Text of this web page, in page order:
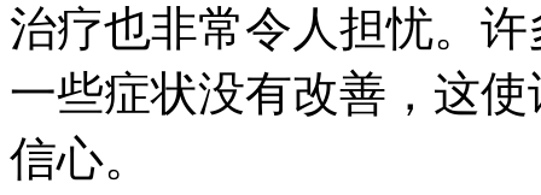
治疗也非常令人担忧。
一些症状没有改善，这
信心。